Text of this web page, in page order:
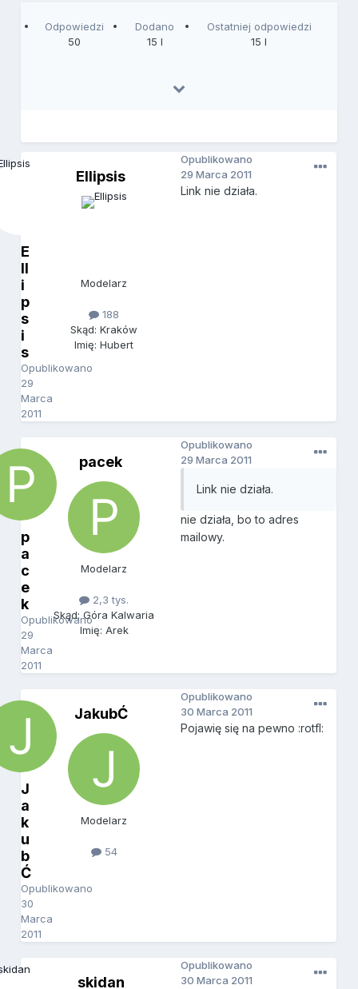
Odpowiedzi
50
Dodano
15 l
Ostatniej odpowiedzi
15 l
E
ll
i
p
s
i
s
Opublikowano
29
Marca
2011
Ellipsis
Modelarz
188
Skąd: Kraków
Imię: Hubert
Opublikowano
29 Marca 2011
Link nie działa.
p
a
c
e
k
Opublikowano
29
Marca
2011
pacek
Modelarz
2,3 tys.
Skąd: Góra Kalwaria
Imię: Arek
Opublikowano
29 Marca 2011
Link nie działa.
nie działa, bo to adres
mailowy.
J
a
k
u
b
Ć
Opublikowano
30
Marca
2011
JakubĆ
Modelarz
54
Opublikowano
30 Marca 2011
Pojawię się na pewno :rotfl:
skidan
Opublikowano
30 Marca 2011